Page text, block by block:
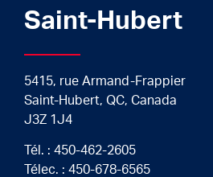
Saint-Hubert
5415, rue Armand-Frappier
Saint-Hubert, QC, Canada
J3Z 1J4
Tél. : 450-462-2605
Télec. : 450-678-6565